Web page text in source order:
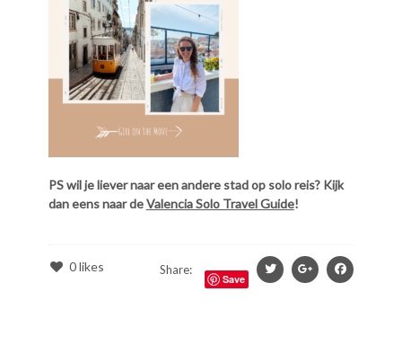
PS wil je liever naar een andere stad op solo reis? Kijk
dan eens naar deValencia Solo Travel Guide!
0likes Share:
Save